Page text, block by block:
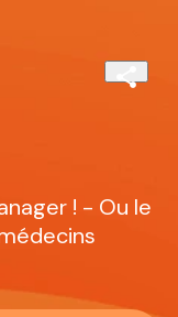
! - Ou le